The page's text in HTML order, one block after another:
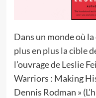
Dans un monde où
plus en plus la cible
l’ouvrage de Leslie
Warriors : Making
Dennis Rodman »